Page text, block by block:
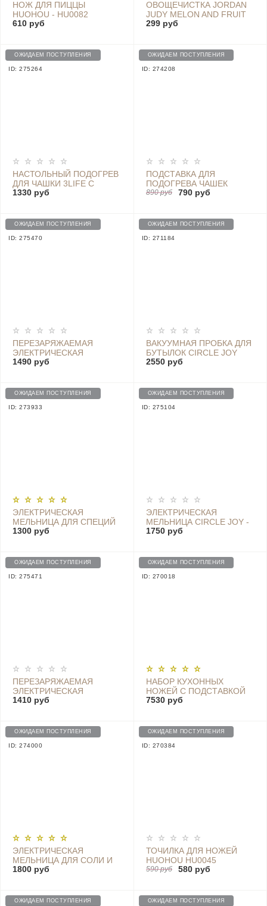
НОЖ ДЛЯ ПИЦЦЫ
HUOHOU - HU0082
610 руб
ОВОЩЕЧИСТКА JORDAN
JUDY MELON AND FRUIT
PEELER - H0233 PINK
299 руб
ОЖИДАЕМ ПОСТУПЛЕНИЯ
ID: 275264
НАСТОЛЬНЫЙ ПОДОГРЕВ
ДЛЯ ЧАШКИ 3LIFE С
ТЕМПЕРАТУРНЫМ
1330 руб
ОЖИДАЕМ ПОСТУПЛЕНИЯ
ID: 274208
ПОДСТАВКА ДЛЯ
ПОДОГРЕВА ЧАШЕК
ROSOU LEXIU COASTER
890 руб 790 руб
ОЖИДАЕМ ПОСТУПЛЕНИЯ
ID: 275470
ПЕРЕЗАРЯЖАЕМАЯ
ЭЛЕКТРИЧЕСКАЯ
МЕЛЬНИЦА ДЛЯ СПЕЦИЙ
1490 руб
ОЖИДАЕМ ПОСТУПЛЕНИЯ
ID: 271184
ВАКУУМНАЯ ПРОБКА ДЛЯ
БУТЫЛОК CIRCLE JOY
ELECTRIC WINE VACUUM
2550 руб
ОЖИДАЕМ ПОСТУПЛЕНИЯ
ID: 273933
ЭЛЕКТРИЧЕСКАЯ
МЕЛЬНИЦА ДЛЯ СПЕЦИЙ
HUOHOU ELECTRIC
1300 руб
ОЖИДАЕМ ПОСТУПЛЕНИЯ
ID: 275104
ЭЛЕКТРИЧЕСКАЯ
МЕЛЬНИЦА CIRCLE JOY -
CJ-EG01
1750 руб
ОЖИДАЕМ ПОСТУПЛЕНИЯ
ID: 275471
ПЕРЕЗАРЯЖАЕМАЯ
ЭЛЕКТРИЧЕСКАЯ
МЕЛЬНИЦА ДЛЯ СПЕЦИЙ
1410 руб
ОЖИДАЕМ ПОСТУПЛЕНИЯ
ID: 270018
НАБОР КУХОННЫХ
НОЖЕЙ С ПОДСТАВКОЙ
HUOHOU FIRE WAITING,
7530 руб
ОЖИДАЕМ ПОСТУПЛЕНИЯ
ID: 274000
ЭЛЕКТРИЧЕСКАЯ
МЕЛЬНИЦА ДЛЯ СОЛИ И
ПЕРЦА HUOHOU
1800 руб
ОЖИДАЕМ ПОСТУПЛЕНИЯ
ID: 270384
ТОЧИЛКА ДЛЯ НОЖЕЙ
HUOHOU HU0045
590 руб 580 руб
ОЖИДАЕМ ПОСТУПЛЕНИЯ ОЖИДАЕМ ПОСТУПЛЕНИЯ